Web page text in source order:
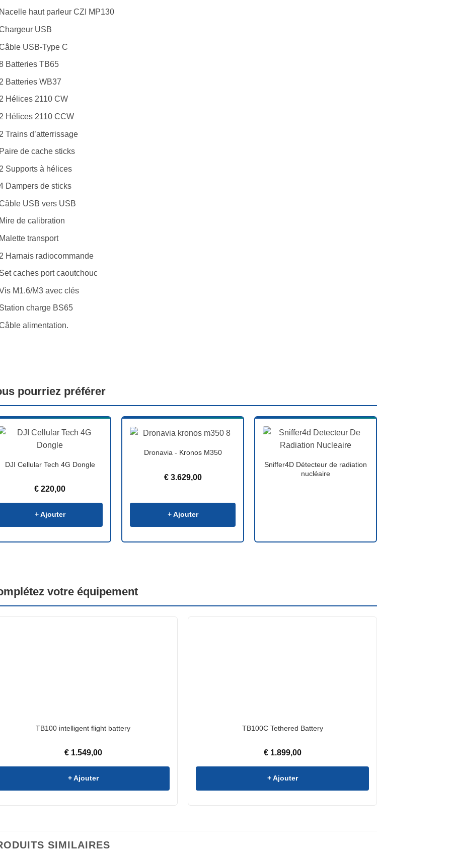
haut parleur CZI MP130
USB
USB-Type C
Batteries TB65
Batteries WB37
Hélices 2110 CW
Hélices 2110 CCW
Trains d’atterrissage
de cache sticks
Supports à hélices
Dampers de sticks
USB vers USB
de calibration
transport
Harnais radiocommande
caches port caoutchouc
M1.6/M3 avec clés
charge BS65
alimentation.
pourriez préférer
DJI Cellular Tech 4G Dongle
€ 220,00
+ Ajouter
Dronavia - Kronos M350
€3.629,00
+ Ajouter
Sniffer4D Détecteur de radiation
nucléaire
votre équipement
+ Ajouter
TB100C Tethered Battery
€1.899,00
+ Ajouter
SIMILAIRES